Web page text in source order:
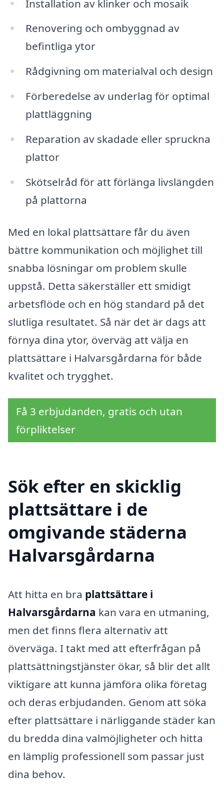
Installation av klinker och mosaik
Renovering och ombyggnad av
befintliga ytor
Rådgivning om materialval och design
Förberedelse av underlag för optimal
plattläggning
Reparation av skadade eller spruckna
plattor
Skötselråd för att förlänga livslängden
på plattorna
Med en lokal plattsättare får du även
bättre kommunikation och möjlighet till
snabba lösningar om problem skulle
uppstå. Detta säkerställer ett smidigt
arbetsflöde och en hög standard på det
slutliga resultatet. Så när det är dags att
förnya dina ytor, överväg att välja en
plattsättare i Halvarsgårdarna för både
kvalitet och trygghet.
Få 3 erbjudanden, gratis och utan
förpliktelser
Sök efter en skicklig
plattsättare i de
omgivande städerna
Halvarsgårdarna
Att hitta en bra plattsättare i
Halvarsgårdarna kan vara en utmaning,
men det finns flera alternativ att
överväga. I takt med att efterfrågan på
plattsättningstjänster ökar, så blir det allt
viktigare att kunna jämföra olika företag
och deras erbjudanden. Genom att söka
efter plattsättare i närliggande städer kan
du bredda dina valmöjligheter och hitta
en lämplig professionell som passar just
dina behov.